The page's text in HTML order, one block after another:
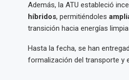
Además, la ATU estableció
híbridos, permitiéndoles
transición hacia energías
Hasta la fecha, se han
formalización del transporte y